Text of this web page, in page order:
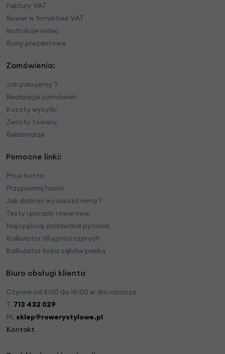
Faktury VAT
Rower w firmie bez VAT
Instrukcje video
Bony prezentowe
Zamówienia:
Jak pakujemy ?
Realizacje zamówień
Koszty wysyłki
Zwroty towaru
Reklamacje
Pomocne linki:
Moje konto
Przypomnij hasło
Jak dobrać wysokość ramy?
Testy i porady rowerowe
Najczęściej zadawane pytania
Kalkulator długości szprych
Kalkulator ilości zębów paska
Biuro obsługi klienta
Czynne od 8:00 do 16:00 w dni robocze
T. 713 432 029
M. sklep@rowerystylowe.pl
Kontakt